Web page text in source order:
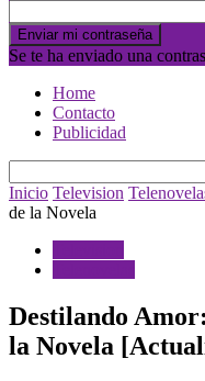
Se te ha enviado una
Home
Contacto
Publicidad
Inicio Television
de la Novela
Destilando
la Novela